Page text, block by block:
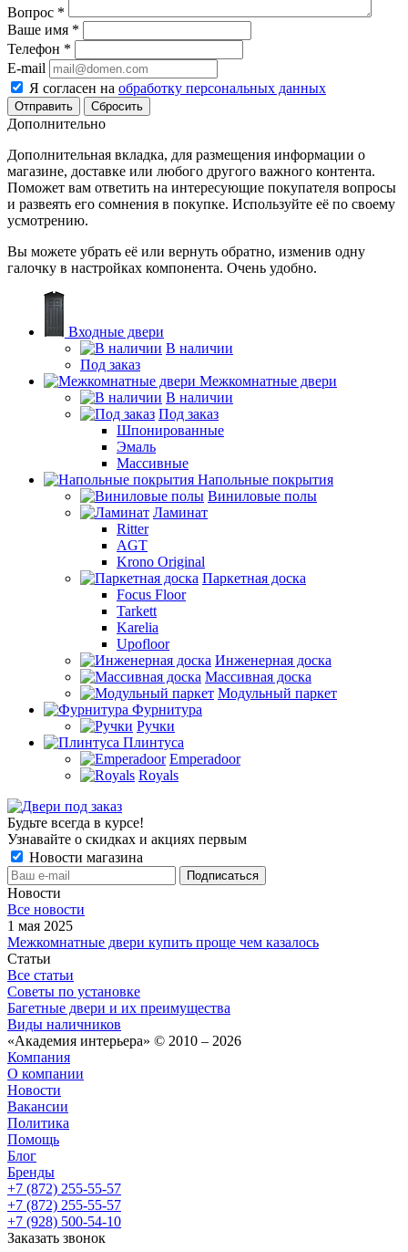
Вопрос *
Ваше имя *
Телефон *
E-mail
Я согласен на обработку персональных данных
Сбросить
Дополнительно
Дополнительная вкладка, для размещения информации о
магазине, доставке или любого другого важного контента.
Поможет вам ответить на интересующие покупателя вопросы
и развеять его сомнения в покупке. Используйте её по своему
усмотрению.
Вы можете убрать её или вернуть обратно, изменив одну
галочку в настройках компонента. Очень удобно.
Входные двери
В наличии
Под заказ
Межкомнатные двери
В наличии
Под заказ
Шпонированные
Эмаль
Массивные
Напольные покрытия
Виниловые полы
Ламинат
Ritter
AGT
Krono Original
Паркетная доска
Focus Floor
Tarkett
Karelia
Upofloor
Инженерная доска
Массивная доска
Модульный паркет
Фурнитура
Ручки
Плинтуса
Emperadoor
Royals
Будьте всегда в курсе!
Узнавайте о скидках и акциях первым
Новости магазина
Новости
Все новости
1 мая 2025
Межкомнатные двери купить проще чем казалось
Статьи
Все статьи
Советы по установке
Багетные двери и их преимущества
Виды наличников
«Академия интерьера» © 2010 – 2026
Компания
О компании
Новости
Вакансии
Политика
Помощь
Блог
Бренды
+7 (872) 255-55-57
+7 (872) 255-55-57
+7 (928) 500-54-10
Заказать звонок